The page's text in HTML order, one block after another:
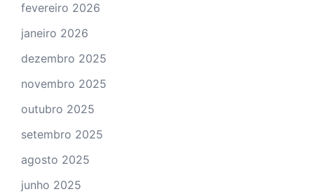
fevereiro 2026
janeiro 2026
dezembro 2025
novembro 2025
outubro 2025
setembro 2025
agosto 2025
junho 2025